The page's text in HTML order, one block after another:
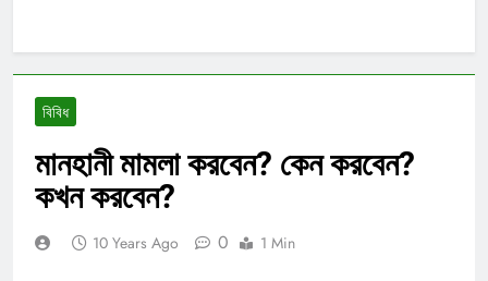
বিবিধ
মানহানী মামলা করবেন? কেন করবেন?
কখন করবেন?
10 Years Ago 0 1 Min